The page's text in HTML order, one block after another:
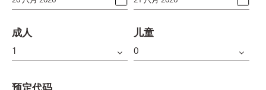
成人 儿童